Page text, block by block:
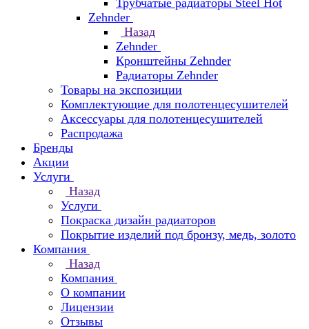
Трубчатые радиаторы Steel Hot
Zehnder
Назад
Zehnder
Кронштейны Zehnder
Радиаторы Zehnder
Товары на экспозиции
Комплектующие для полотенцесушителей
Аксессуары для полотенцесушителей
Распродажа
Бренды
Акции
Услуги
Назад
Услуги
Покраска дизайн радиаторов
Покрытие изделий под бронзу, медь, золото
Компания
Назад
Компания
О компании
Лицензии
Отзывы